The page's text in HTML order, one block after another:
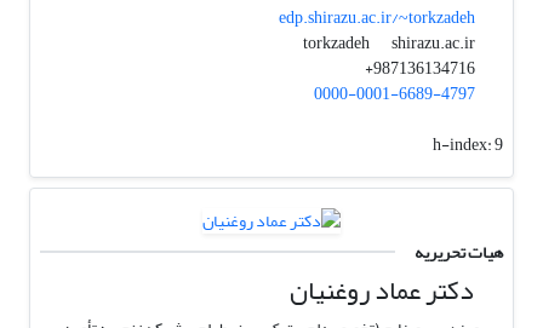
edp.shirazu.ac.ir/~torkzadeh
torkzadeh
shirazu.ac.ir
987136134716+
0000-0001-6689-4797
h-index:9
هیات تحریریه
دکتر عماد روغنیان